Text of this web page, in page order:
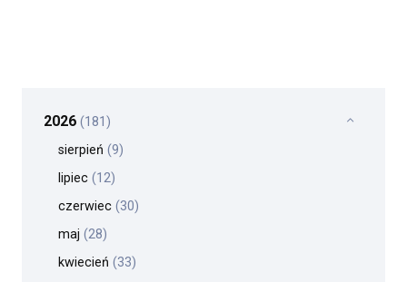
2026 (181)
sierpień (9)
lipiec (12)
czerwiec (30)
maj (28)
kwiecień (33)